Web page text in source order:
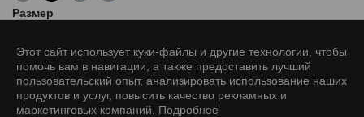
Размер
Этот сайт использует куки-файлы и другие технологии, чтобы
помочь вам в навигации, а также предоставить лучший
пользовательский опыт, анализировать использование наших
продуктов и услуг, повысить качество рекламных и
маркетинговых компаний. Подробнее